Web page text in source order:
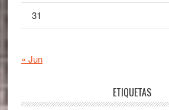
31
« Jun
ETIQUETAS